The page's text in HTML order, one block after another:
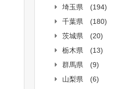
埼玉県
(194)
千葉県
(180)
茨城県
(20)
栃木県
(13)
群馬県
(9)
山梨県
(6)